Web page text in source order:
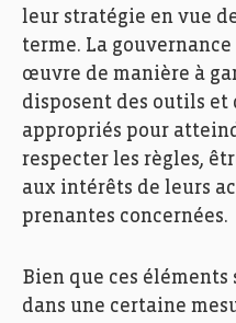
leur stratégie en vue
terme. La
œuvre de manière à
disposent des outils et
appropriés pour
respecter les règles,
aux intérêts de leurs
prenantes concernées.
Bien que ces
dans une certaine